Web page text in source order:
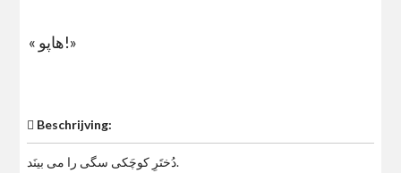
« هاپو!»
Beschrijving:
دُختَرِ کوچَکی سگی را می بینَد.